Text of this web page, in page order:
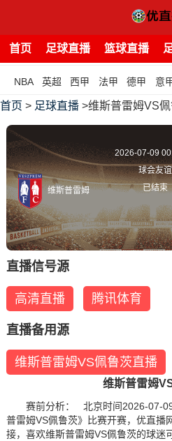
首页 足球直播 篮球直播
NBA 英超 西甲 法甲 德甲 意
首页 > 足球直播 >维斯普雷姆VS
维斯普雷姆
2026-07-09
球会友谊
已结束
直播信号源
高清直播 腾讯体育
直播备用源
维斯普雷姆VS佩鲁茨直播
维斯普雷姆
赛前分析： 北京时间2026-07-
普雷姆VS佩鲁茨》比赛开赛，优直播
接，喜欢维斯普雷姆VS佩鲁茨的球迷